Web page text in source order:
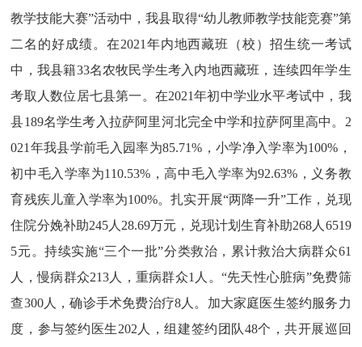
教学技能大赛”活动中，我县取得“幼儿教师教学技能竞赛”第
二名的好成绩。 在2021年内地西藏班 （校 ） 招生统一考试
中 ， 我县籍33名农牧民学生考入内地西藏班，连续四年学生
考取人数位居七县第一。 在2021年初中学业水平考试中 ，我
县189名学生考入拉萨阿里河北完全中学和拉萨阿里高中。 2
021年我县学前毛入园率为85.71%，小学净入学率为100%，
初中毛入学率为110.53%，高中毛入学率为92.63%，义务教
育残疾儿童入学率为100%。扎实开展“两降一升”工作，兑现
住院分娩补助245人28.69万元，兑现计划生育补助268人6519
5元 。持续实施“三个一批”分类救治，累计救治大病群众61
人，慢病群众213人，重病群众1人。“先天性心脏病”免费筛
查300人 ，确诊手术免费治疗8人 。 加大家庭医生签约服务力
度，参与签约医生202人，组建签约团队48个 ，共开展巡回